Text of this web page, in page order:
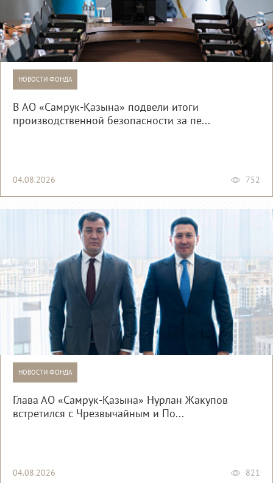
НОВОСТИ ФОНДА
В АО «Самрук-Қазына» подвели итоги
производственной безопасности за пе...
04.08.2026 752
НОВОСТИ ФОНДА
Глава АО «Самрук-Қазына» Нурлан Жакупов
встретился с Чрезвычайным и По...
04.08.2026 821